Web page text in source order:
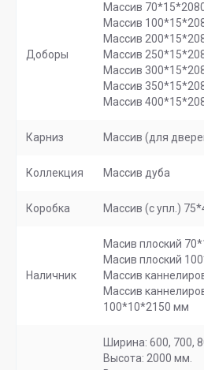
Доборы
Массив
Массив
Массив
Массив
Массив
Массив
Массив
Карниз Массив (для
Коллекция Массив дуба
Коробка Массив (с упл.)
Наличник
Масив плоский
Масив плоский
Массив
Массив
100*10*2150 мм
Ширина: 600, 700,
Высота: 2000 мм.